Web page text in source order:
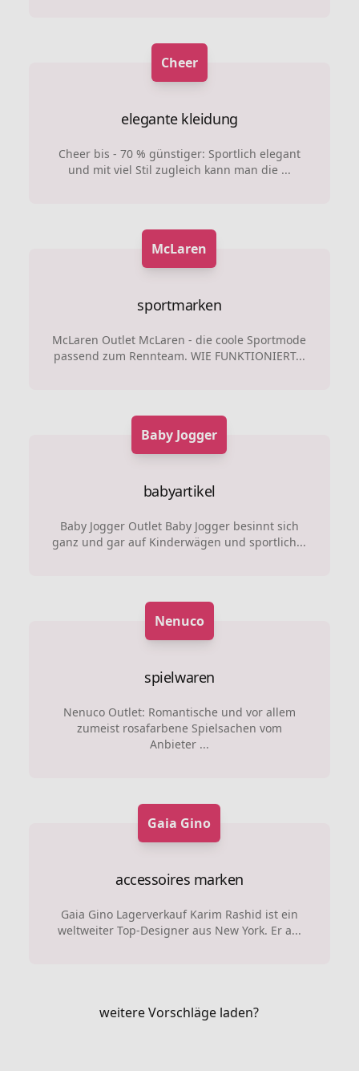
Cheer
elegante kleidung
Cheer bis - 70 % günstiger: Sportlich elegant
und mit viel Stil zugleich kann man die ...
McLaren
sportmarken
McLaren Outlet McLaren - die coole Sportmode
passend zum Rennteam. WIE FUNKTIONIERT...
Baby Jogger
babyartikel
Baby Jogger Outlet Baby Jogger besinnt sich
ganz und gar auf Kinderwägen und sportlich...
Nenuco
spielwaren
Nenuco Outlet: Romantische und vor allem
zumeist rosafarbene Spielsachen vom
Anbieter ...
Gaia Gino
accessoires marken
Gaia Gino Lagerverkauf Karim Rashid ist ein
weltweiter Top-Designer aus New York. Er a...
weitere Vorschläge laden?